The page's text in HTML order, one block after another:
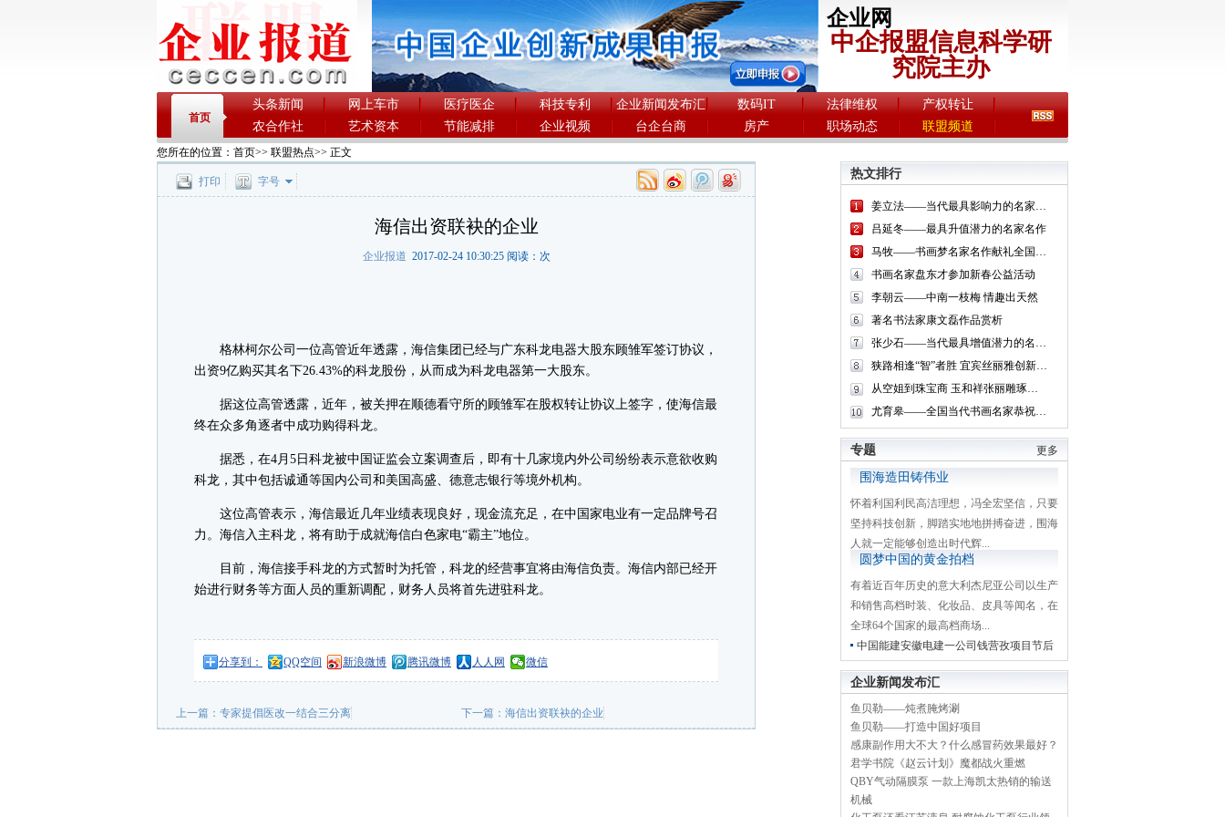
企业网
中企报盟信息科学研
究院主办
首页
头条新闻 网上车市 医疗医企 科技专利 企业新闻发布汇 数码IT 法律维权
产权转让
农合作社
艺术资本 节能减排 企业视频 台企台商 房产 职场动态 联盟频道
您所在的位置： 首页>> 联盟热点>> 正文
打印 字号
海信出资联袂的企业
企业报道 2017-02-24 10:30:25 阅读： 次
格林柯尔公司一位高管近年透露，海信集团已经与广东科龙电器大股东顾雏军签订协议，
出资9亿购买其名下26.43%的科龙股份，从而成为科龙电器第一大股东。
据这位高管透露，近年，被关押在顺德看守所的顾雏军在股权转让协议上签字，使海信最
终在众多角逐者中成功购得科龙。
据悉，在4月5日科龙被中国证监会立案调查后，即有十几家境内外公司纷纷表示意欲收购
科龙，其中包括诚通等国内公司和美国高盛、德意志银行等境外机构。
这位高管表示，海信最近几年业绩表现良好，现金流充足，在中国家电业有一定品牌号召
力。海信入主科龙，将有助于成就海信白色家电“霸主”地位。
目前，海信接手科龙的方式暂时为托管，科龙的经营事宜将由海信负责。海信内部已经开
始进行财务等方面人员的重新调配，财务人员将首先进驻科龙。
分享到： QQ空间 新浪微博 腾讯微博 人人网 微信
上一篇： 专家提倡医改一结合三分离 下一篇： 海信出资联袂的企业
热文排行
姜立法——当代最具影响力的名家名作
吕延冬——最具升值潜力的名家名作
马牧——书画梦名家名作献礼全国两会
书画名家盘东才参加新春公益活动
李朝云——中南一枝梅 情趣出天然
著名书法家康文磊作品赏析
张少石——当代最具增值潜力的名家名作
狭路相逢“智”者胜 宜宾丝丽雅创新发展终至凤凰涅槃
从空姐到珠宝商 玉和祥张丽雕琢温润如玉的美丽人生
尤育皋——全国当代书画名家恭祝全国两会胜利召开
更多
专题
围海造田铸伟业
怀着利国利民高洁理想，冯全宏坚信，只要
坚持科技创新，脚踏实地地拼搏奋进，围海
人就一定能够创造出时代辉...
圆梦中国的黄金拍档
有着近百年历史的意大利杰尼亚公司以生产
和销售高档时装、化妆品、皮具等闻名，在
全球64个国家的最高档商场...
中国能建安徽电建一公司钱营孜项目节后
企业新闻发布汇
鱼贝勒——炖煮腌烤涮
鱼贝勒——打造中国好项目
感康副作用大不大？什么感冒药效果最好？
君学书院《赵云计划》魔都战火重燃
QBY气动隔膜泵 一款上海凯太热销的输送
机械